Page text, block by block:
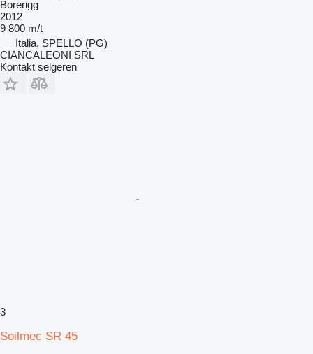
Borerigg
2012
9 800 m/t
Italia, SPELLO (PG)
CIANCALEONI SRL
Kontakt selgeren
3
Soilmec SR 45